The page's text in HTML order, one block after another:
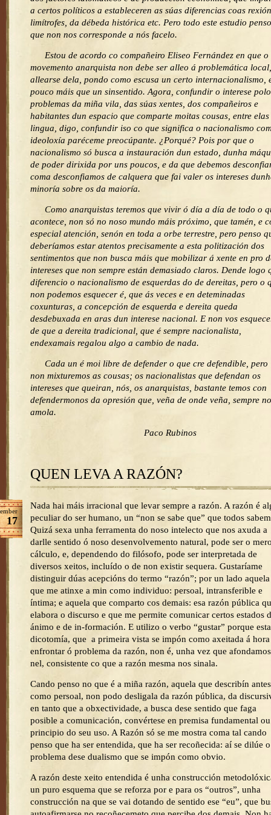
a certos políticos a estableceren as súas diferencias coas
limítrofes, da débeda histórica etc. Pero todo este estudio penso
que non nos corresponde a nós facelo.
Estou de acordo co compañeiro Eliseo Fernández en que o
movemento anarquista non debe ser alleo á problemática local,
allearse dela, pondo como escusa un certo internacionalismo,
pouco máis que un sinsentido. Agora, confundir o interese
problemas da miña vila, das súas xentes, dos compañeiros e
habitantes dun espacio que comparte moitas cousas, entre elas
lingua, digo, confundir iso co que significa o nacionalismo
ideoloxía paréceme preocúpante. ¿Porqué? Pois por que o
nacionalismo só busca a instauración dun estado, dunha
de poder dirixida por uns poucos, e da que debemos
coma desconfiamos de calquera que fai valer os intereses
minoría sobre os da maioría.
Como anarquistas teremos que vivir ó día a día de todo o
acontece, non só no noso mundo máis próximo, que tamén, e
especial atención, senón en toda a orbe terrestre, pero penso
deberíamos estar atentos precisamente a esta politización dos
sentimentos que non busca máis que mobilizar á xente en pro
intereses que non sempre están demasiado claros. Dende logo
diferencio o nacionalismo de esquerdas do de dereitas, pero o
non podemos esquecer é, que ás veces e en deteminadas
coxunturas, a concepción de esquerda e dereita queda
desdebuxada en aras dun interese nacional. E non vos
de que a dereita tradicional, que é sempre nacionalista,
endexamais regalou algo a cambio de nada.
Cada un é moi libre de defender o que cre defendible, pero
non mixturemos as cousas; os nacionalistas que defendan os
intereses que queiran, nós, os anarquistas, bastante temos con
defendermonos da opresión que, veña de onde veña, sempre
amola.
Paco Rubinos
QUEN LEVA A RAZÓN?
17
Nada hai máis irracional que levar sempre a razón. A razón é
peculiar do ser humano, un “non se sabe que” que todos
Quizá sexa unha ferramenta do noso intelecto que nos axuda a
darlle sentido ó noso desenvolvemento natural, pode ser o
cálculo, e, dependendo do filósofo, pode ser interpretada de
diversos xeitos, incluído o de non existir sequera. Gustaríame
distinguir dúas acepcións do termo “razón”; por un lado aquela
que me atinxe a min como individuo: persoal, intransferible e
íntima; e aquela que comparto cos demais: esa razón pública
elabora o discurso e que me permite comunicar certos estados
ánimo e de in-formación. E utilizo o verbo “gustar” porque esta
dicotomía, que a primeira vista se impón como axeitada á hora
enfrontar ó problema da razón, non é, unha vez que afondamos
nel, consistente co que a razón mesma nos sinala.
Cando penso no que é a miña razón, aquela que describín antes
como persoal, non podo desligala da razón pública, da
en tanto que a obxectividade, a busca dese sentido que faga
posible a comunicación, convértese en premisa fundamental ou
principio do seu uso. A Razón só se me mostra coma tal cando
penso que ha ser entendida, que ha ser recoñecida: aí se dilúe o
problema dese dualismo que se impón como obvio.
A razón deste xeito entendida é unha construcción
un puro esquema que se reforza por e para os “outros”, unha
construcción na que se vai dotando de sentido ese “eu”, que